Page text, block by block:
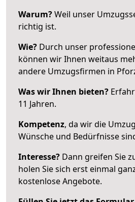
Warum?Weil unser
richtig ist.
Wie? Durch unser
können wir Ihnen weitaus
andere Umzugsfirmen in
Was wir Ihnen bieten?
11 Jahren.
Kompetenz, da wir die
Wünsche und Bedürfnisse
Interesse? Dann greifen Sie
holen Sie sich erst einmal
kostenlose Angebote.